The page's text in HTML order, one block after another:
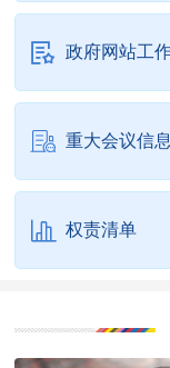
政府网站工
重大会议信息
权责清单